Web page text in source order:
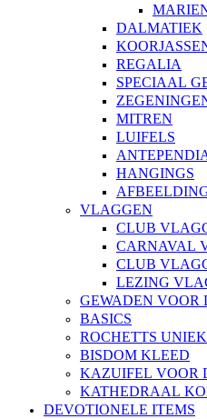
DALMATIEK
REGALIA
SPECIAAL
MITREN
LUIFELS
HANGINGS
VLAGGEN
CLUB
CARNAVAL
CLUB
LEZING
GEWADEN VOOR
BASICS
ROCHETTS
BISDOM KLEED
KAZUIFEL VOOR
KATHEDRAAL
DEVOTIONELE ITEMS